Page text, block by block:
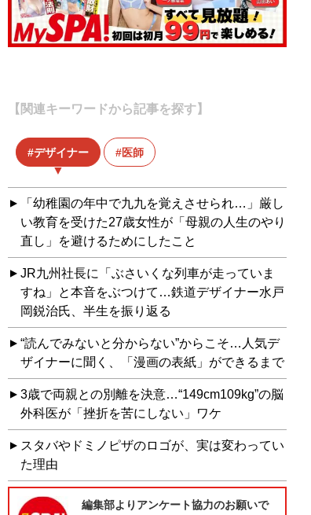
【関連キーワードから記事を探す】
デザイナー 医師
「幼稚園の年中で九九を覚えさせられ…」厳し
い教育を受けた27歳女性が「母親の人生のやり
直し」を避けるためにしたこと
JR九州社長に「ぶさいくな列車が走っていま
すね」と本音をぶつけて…鉄道デザイナー水戸
岡鋭治氏、半生を振り返る
“読んでみないと分からない”からこそ…人気デ
ザイナーに聞く、「漫画の表紙」ができるまで
3歳で両親との別離を決意…“149cm109kg”の脳
外科医が「挫折を苦にしない」ワケ
スタバやドミノピザのロゴが、実は変わってい
た理由